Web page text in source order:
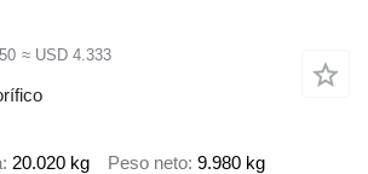
≈ USD 4.333
20.020 kg Peso neto 9.980 kg